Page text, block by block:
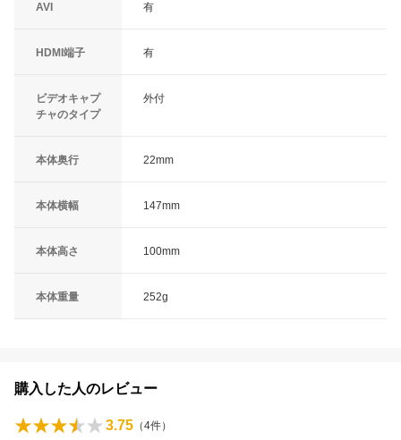
AVI 有
HDMI端子 有
ビデオキャプ
チャのタイプ
外付
本体奥行 22mm
本体横幅 147mm
本体高さ 100mm
本体重量 252g
購入した人のレビュー
3.75 （4件）